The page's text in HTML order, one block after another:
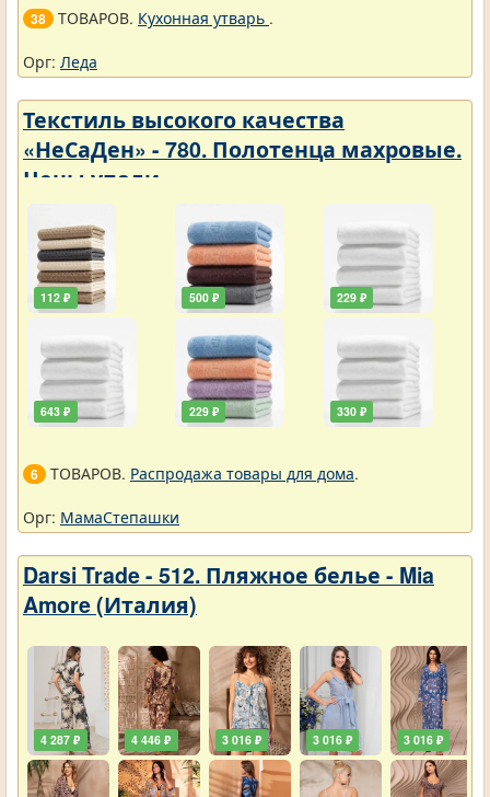
38 ТОВАРОВ. Кухонная утварь .
Орг: Леда
Текстиль высокого качества
«НеСаДен» - 780. Полотенца махровые.
Цены упали
112 ₽
643 ₽
500 ₽
229 ₽
229 ₽
330 ₽
6 ТОВАРОВ. Распродажа товары для дома.
Орг: МамаСтепашки
Darsi Trade - 512. Пляжное белье - Mia
Amore (Италия)
4 287 ₽ 4 446 ₽ 3 016 ₽ 3 016 ₽ 3 016 ₽